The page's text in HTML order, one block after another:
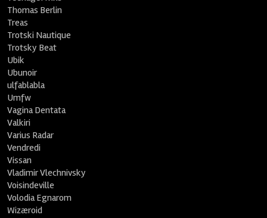
Thomas Berlin
Treas
Trotski Nautique
Trotsky Beat
Ubik
Ubunoir
ulfablabla
Umfw
Vagina Dentata
Valkiri
Varius Radar
Vendredi
Vissan
Vladimir Vlechnivsky
Voisindeville
Volodia Egnarom
Wizæroid